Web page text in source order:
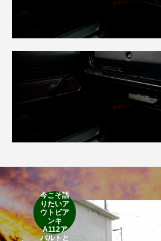
今こそ語
りたいア
ウトビア
ンキ
A112ア
バルトと